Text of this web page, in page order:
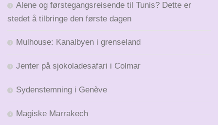
Alene og førstegangsreisende til Tunis? Dette er
stedet å tilbringe den første dagen
Mulhouse: Kanalbyen i grenseland
Jenter på sjokoladesafari i Colmar
Sydenstemning i Genève
Magiske Marrakech